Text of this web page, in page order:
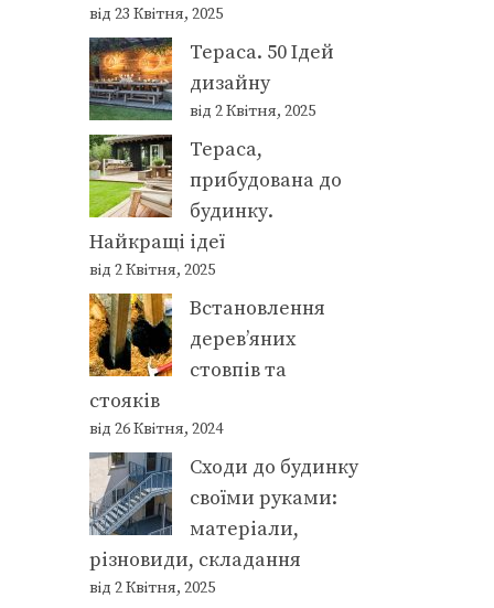
від 23 Квітня, 2025
Тераса. 50 Ідей
дизайну
від 2 Квітня, 2025
Тераса,
прибудована до
будинку.
Найкращі ідеї
від 2 Квітня, 2025
Встановлення
дерев’яних
стовпів та
стояків
від 26 Квітня, 2024
Сходи до будинку
своїми руками:
матеріали,
різновиди, складання
від 2 Квітня, 2025